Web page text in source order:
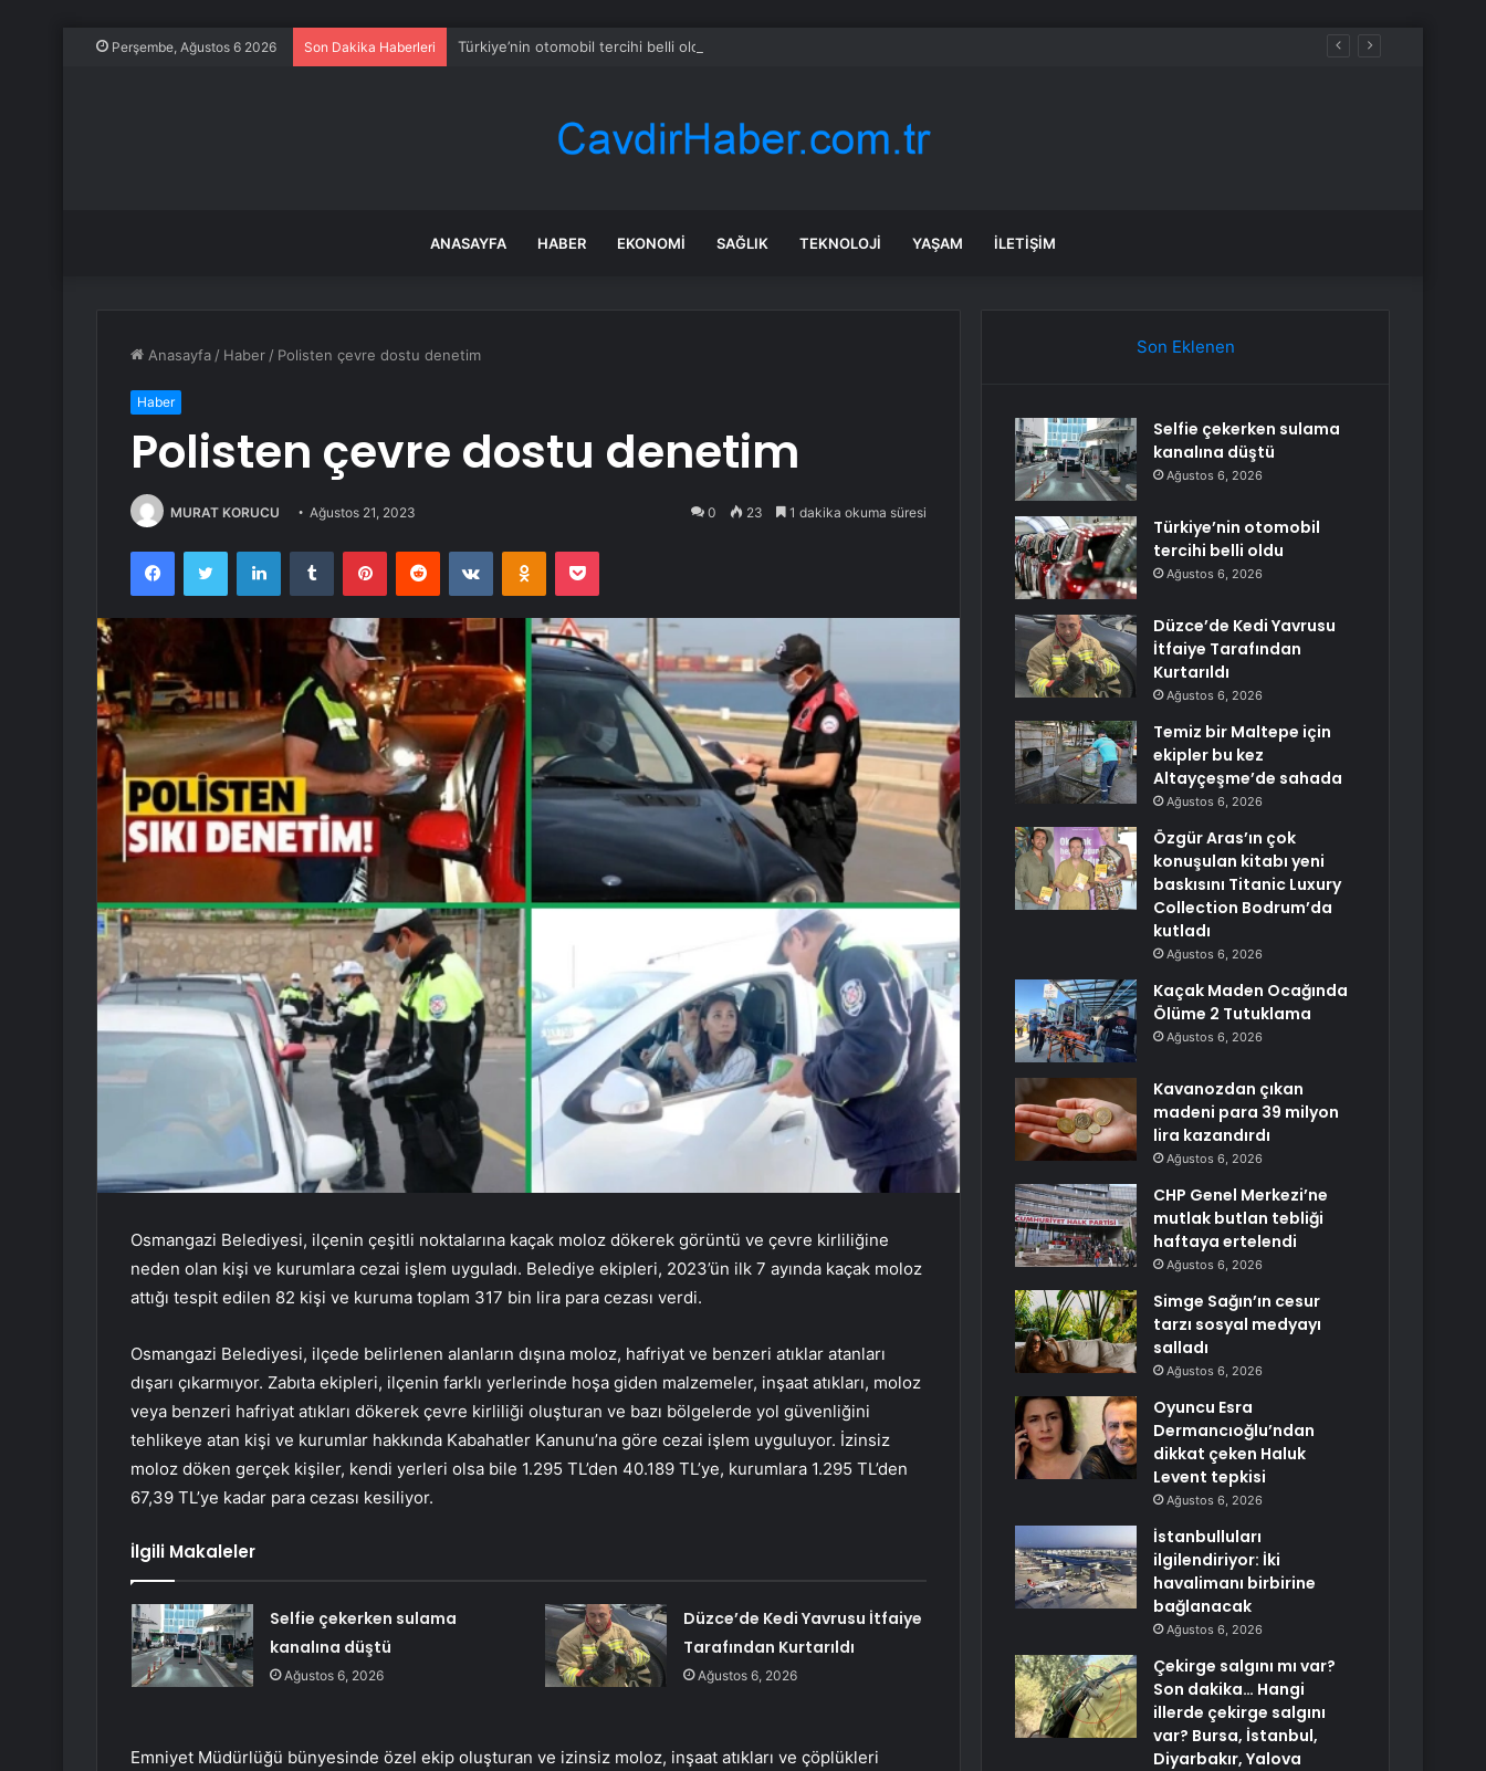
Perşembe, Ağustos 6 2026 Son Dakika Haberleri Türkiye’nin otomobil tercihi belli oldu
ANASAYFA HABER EKONOMI SAĞLIK TEKNOLOJI YAŞAM İLETIŞIM
Anasayfa / Haber / Polisten çevre dostu denetim
Haber
Polisten çevre dostu denetim
MURAT KORUCU Ağustos 21, 2023 0 23 1 dakika okuma süresi
FacebookTwitter LinkedInTumblr PinterestReddit VKontakteOdnoklassniki
Pocket
Osmangazi Belediyesi, ilçenin çeşitli noktalarına kaçak moloz dökerek görüntü ve çevre kirliliğine
neden olan kişi ve kurumlara cezai işlem uyguladı. Belediye ekipleri, 2023’ün ilk 7 ayında kaçak moloz
attığı tespit edilen 82 kişi ve kuruma toplam 317 bin lira para cezası verdi.
Osmangazi Belediyesi, ilçede belirlenen alanların dışına moloz, hafriyat ve benzeri atıklar atanları
dışarı çıkarmıyor. Zabıta ekipleri, ilçenin farklı yerlerinde hoşa giden malzemeler, inşaat atıkları, moloz
veya benzeri hafriyat atıkları dökerek çevre kirliliği oluşturan ve bazı bölgelerde yol güvenliğini
tehlikeye atan kişi ve kurumlar hakkında Kabahatler Kanunu’na göre cezai işlem uyguluyor. İzinsiz
moloz döken gerçek kişiler, kendi yerleri olsa bile 1.295 TL’den 40.189 TL’ye, kurumlara 1.295 TL’den
67,39 TL’ye kadar para cezası kesiliyor.
İlgili Makaleler
Selfie çekerken sulama
kanalına düştü
Ağustos 6, 2026
Düzce’de Kedi Yavrusu İtfaiye
Tarafından Kurtarıldı
Ağustos 6, 2026
Emniyet Müdürlüğü bünyesinde özel ekip oluşturan ve izinsiz moloz, inşaat atıkları ve çöplükleri
Son Eklenen
Selfie çekerken sulama
kanalına düştü
Ağustos 6, 2026
Türkiye’nin otomobil
tercihi belli oldu
Ağustos 6, 2026
Düzce’de Kedi Yavrusu
İtfaiye Tarafından
Kurtarıldı
Ağustos 6, 2026
Temiz bir Maltepe için
ekipler bu kez
Altayçeşme’de sahada
Ağustos 6, 2026
Özgür Aras’ın çok
konuşulan kitabı yeni
baskısını Titanic Luxury
Collection Bodrum’da
kutladı
Ağustos 6, 2026
Kaçak Maden Ocağında
Ölüme 2 Tutuklama
Ağustos 6, 2026
Kavanozdan çıkan
madeni para 39 milyon
lira kazandırdı
Ağustos 6, 2026
CHP Genel Merkezi’ne
mutlak butlan tebliği
haftaya ertelendi
Ağustos 6, 2026
Simge Sağın’ın cesur
tarzı sosyal medyayı
salladı
Ağustos 6, 2026
Oyuncu Esra
Dermancıoğlu’ndan
dikkat çeken Haluk
Levent tepkisi
Ağustos 6, 2026
İstanbulluları
ilgilendiriyor: İki
havalimanı birbirine
bağlanacak
Ağustos 6, 2026
Çekirge salgını mı var?
Son dakika… Hangi
illerde çekirge salgını
var? Bursa, İstanbul,
Diyarbakır, Yalova